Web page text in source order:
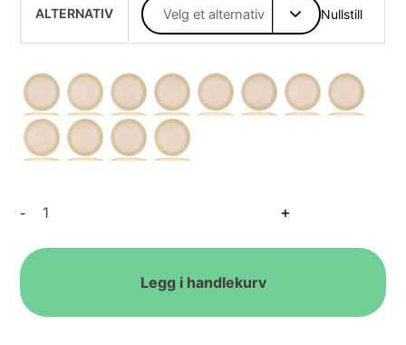
ALTERNATIV Nullstill
-
Bolt
antall
+
Legg i handlekurv